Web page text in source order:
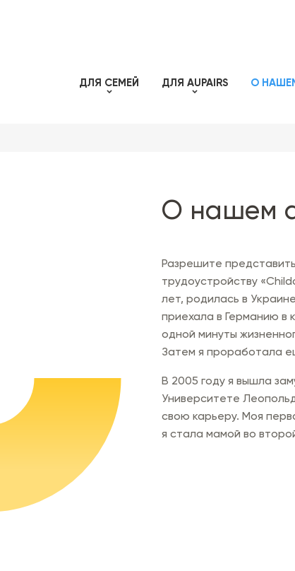
ДЛЯ СЕМЕЙ ДЛЯ AUPAIRS О
О нашем
Разрешите
трудоустройству
лет, родилась в
приехала в Германию в
одной минуты
Затем я проработала
В 2005 году я вышла
Университете
свою карьеру. Моя
я стала мамой во